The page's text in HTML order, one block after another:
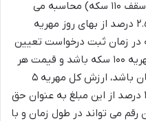
درصدی از ارزش کل مهریه (تا سقف ۱۱۰ سکه) محاسبه می
شود. این درصد معمولاً حدود ۲.۵ درصد از بهای روز مهریه
زمان ثبت درخواست تعیین
می گردد. به عنوان مثال، اگر مهریه ۱۰۰ سکه باشد و قیمت هر
سکه در آن روز ۵۰ میلیون تومان باشد، ارزش کل مهریه ۵
میلیارد تومان خواهد بود و ۲.۵ درصد از این مبلغ به عنوان حق
می تواند در طول زمان و با